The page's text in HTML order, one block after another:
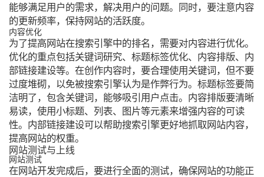
能够满足用户的需求，解决用户的问题。同时，要注意内容
的更新频率，保持网站的活跃度。
内容优化
为了提高网站在搜索引擎中的排名，需要对内容进行优化。
优化的重点包括关键词研究、标题标签优化、内容排版、内
部链接建设等。在创作内容时，要合理使用关键词，但不要
过度堆砌，以免被搜索引擎认为是作弊行为。标题标签要简
洁明了，包含关键词，能够吸引用户点击。内容排版要清晰
易读，使用小标题、列表、图片等元素来增强内容的可读
性。内部链接建设可以帮助搜索引擎更好地抓取网站内容，
提高网站的权重。
网站测试与上线
网站测试
在网站开发完成后，要进行全面的测试，确保网站的功能正